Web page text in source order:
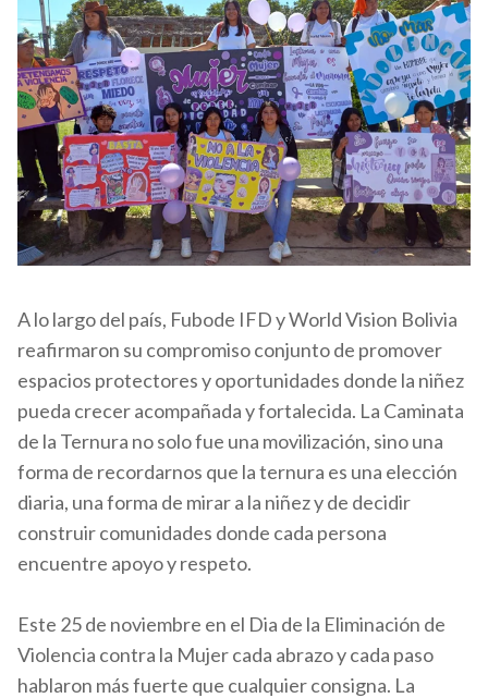
A lo largo del país, Fubode IFD y World Vision Bolivia
reafirmaron su compromiso conjunto de promover
espacios protectores y oportunidades donde la niñez
pueda crecer acompañada y fortalecida. La Caminata
de la Ternura no solo fue una movilización, sino una
forma de recordarnos que la ternura es una elección
diaria, una forma de mirar a la niñez y de decidir
construir comunidades donde cada persona
encuentre apoyo y respeto.
Este 25 de noviembre en el Dia de la Eliminación de
Violencia contra la Mujer cada abrazo y cada paso
hablaron más fuerte que cualquier consigna. La